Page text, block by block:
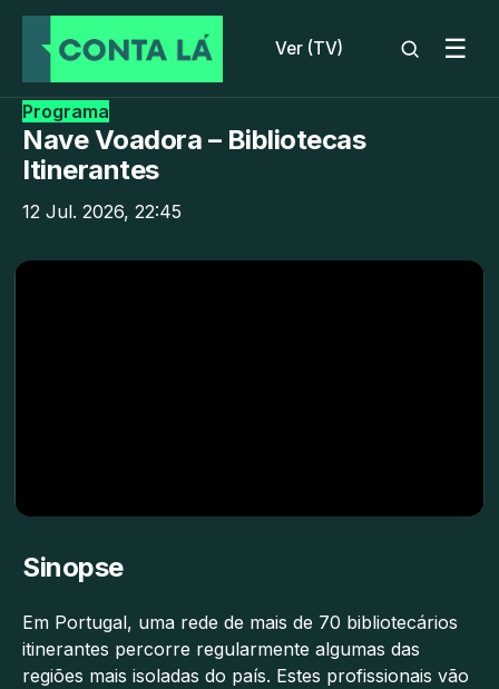
Ver (TV) ☰
Programa
Nave Voadora – Bibliotecas
Itinerantes
12 Jul. 2026, 22:45
Sinopse
Em Portugal, uma rede de mais de 70 bibliotecários
itinerantes percorre regularmente algumas das
regiões mais isoladas do país. Estes profissionais vão